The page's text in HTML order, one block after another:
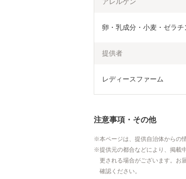
アレルゲン
卵・乳成分・小麦・ゼラチ
提供者
レディースファーム
注意事項・その他
本ページは、提供自治体からの
提供元の都合などにより、掲載
更される場合がございます。お
確認ください。